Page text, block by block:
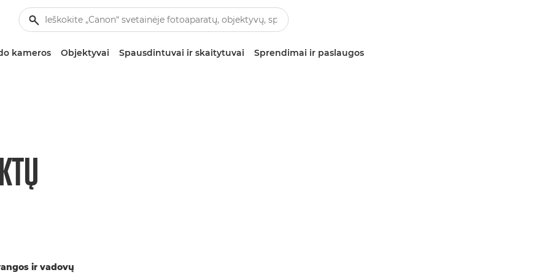
kameros Objektyvai Spausdintuvai ir skaitytuvai Sprendimai ir paslaugos
ir vadovų